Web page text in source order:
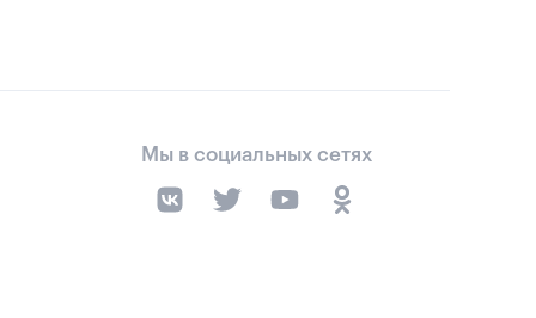
Мы в социальных сетях